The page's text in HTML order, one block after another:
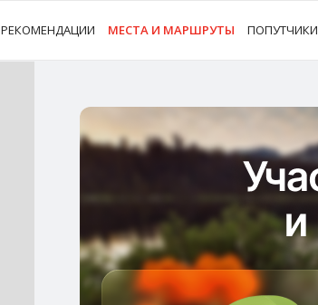
РЕКОМЕНДАЦИИ МЕСТА И МАРШРУТЫ ПОПУТЧИКИ